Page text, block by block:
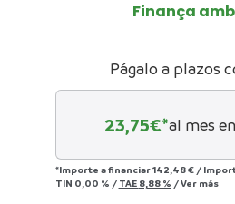
Finança
Págalo a plazos
23,75€*al mes en
*Importe a financiar142,48 € /
TIN 0,00 % / TAE 8,88 % /Ver más